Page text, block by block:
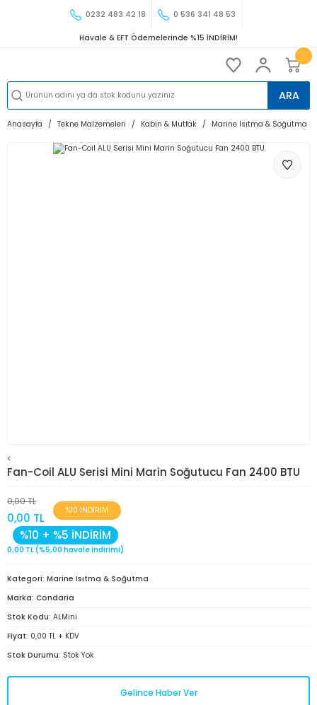
0232 483 42 18 0 536 341 48 53
Havale & EFT Ödemelerinde %15 İNDİRİM!
ARA
Anasayfa Tekne Malzemeleri Kabin & Mutfak Marine Isıtma & Soğutma
<
Fan-Coil ALU Serisi Mini Marin Soğutucu Fan 2400 BTU
0,00 TL
0,00 TL
%10 İNDİRİM
%10 + %5 İNDİRİM
0,00 TL (%5,00 havale indirimi)
Kategori Marine Isıtma & Soğutma
Marka Condaria
Stok Kodu ALMini
Fiyat 0,00 TL + KDV
Stok Durumu Stok Yok
Gelince Haber Ver